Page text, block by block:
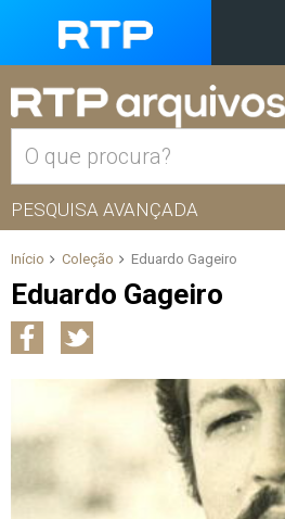
PESQUISA AVANÇADA
Início Coleção Eduardo Gageiro
Eduardo Gageiro